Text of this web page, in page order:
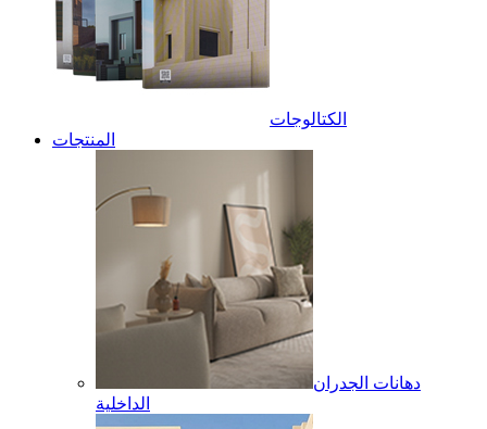
الكتالوجات
المنتجات
دهانات الجدران
الداخلية